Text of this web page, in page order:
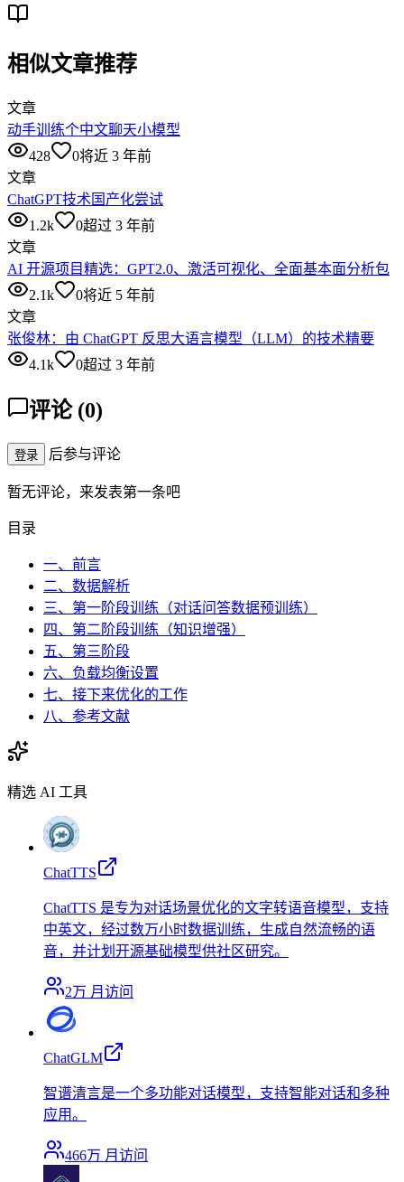
相似文章推荐
文章
动手训练个中文聊天小模型
428
0将近 3 年前
文章
ChatGPT技术国产化尝试
1.2k
0超过 3 年前
文章
AI 开源项目精选：GPT2.0、激活可视化、全面基本面分析包
2.1k
0将近 5 年前
文章
张俊林：由 ChatGPT 反思大语言模型（LLM）的技术精要
4.1k
0超过 3 年前
评论 (0)
登录 后参与评论
暂无评论，来发表第一条吧
目录
一、前言
二、数据解析
三、第一阶段训练（对话问答数据预训练）
四、第二阶段训练（知识增强）
五、第三阶段
六、负载均衡设置
七、接下来优化的工作
八、参考文献
精选 AI 工具
ChatTTS
ChatTTS 是专为对话场景优化的文字转语音模型，支持
中英文，经过数万小时数据训练，生成自然流畅的语
音，并计划开源基础模型供社区研究。
2万 月访问
ChatGLM
智谱清言是一个多功能对话模型，支持智能对话和多种
应用。
466万 月访问